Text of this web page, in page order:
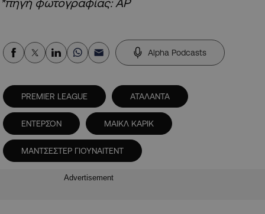
Alpha Podcasts
PREMIER LEAGUE ΑΤΑΛΑΝΤΑ
ΕΝΤΕΡΣΟΝ ΜΑΙΚΛ ΚΑΡΙΚ
ΜΑΝΤΣΕΣΤΕΡ ΓΙΟΥΝΑΙΤΕΝΤ
Advertisement